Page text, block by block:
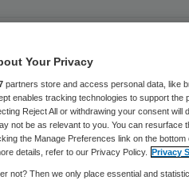
Your Privacy
partners store and access personal data, like
enables tracking technologies to support
Reject All or withdrawing your consent
not be as relevant to you. You can
the Manage Preferences link on the
details, refer to our Privacy Policy. Privacy
not? Then we only place essential and